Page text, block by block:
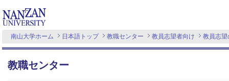
南山大学ホーム 日本語トップ 教職センター 教員志望者向け 教員志望
教職センター